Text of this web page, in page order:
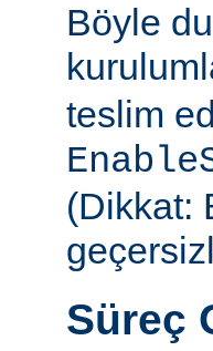
Böyle
teslim
(Dikkat:
Süreç